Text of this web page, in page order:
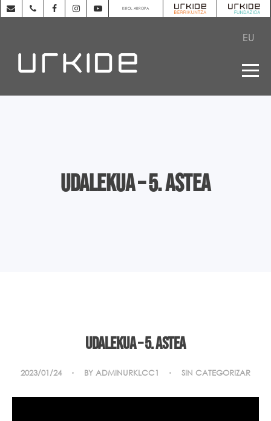
KIROL ARROPA
EU
Udalekua – 5. astea
Udalekua – 5. astea
2023/01/24 BY ADMINURKLCC1 SIN CATEGORIZAR